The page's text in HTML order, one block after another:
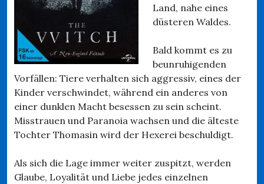
Land, nahe eines
düsteren Waldes.
Bald kommt es zu
beunruhigenden
Vorfällen: Tiere verhalten sich aggressiv, eines der
Kinder verschwindet, während ein anderes von
einer dunklen Macht besessen zu sein scheint.
Misstrauen und Paranoia wachsen und die älteste
Tochter Thomasin wird der Hexerei beschuldigt.
Als sich die Lage immer weiter zuspitzt, werden
Glaube, Loyalität und Liebe jedes einzelnen